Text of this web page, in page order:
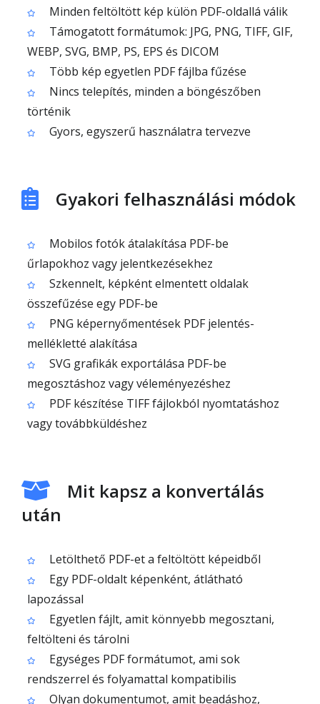
Minden feltöltött kép külön PDF-oldallá válik
Támogatott formátumok: JPG, PNG, TIFF, GIF,
WEBP, SVG, BMP, PS, EPS és DICOM
Több kép egyetlen PDF fájlba fűzése
Nincs telepítés, minden a böngészőben
történik
Gyors, egyszerű használatra tervezve
Gyakori felhasználási módok
Mobilos fotók átalakítása PDF-be
űrlapokhoz vagy jelentkezésekhez
Szkennelt, képként elmentett oldalak
összefűzése egy PDF-be
PNG képernyőmentések PDF jelentés-
mellékletté alakítása
SVG grafikák exportálása PDF-be
megosztáshoz vagy véleményezéshez
PDF készítése TIFF fájlokból nyomtatáshoz
vagy továbbküldéshez
Mit kapsz a konvertálás
után
Letölthető PDF-et a feltöltött képeidből
Egy PDF-oldalt képenként, átlátható
lapozással
Egyetlen fájlt, amit könnyebb megosztani,
feltölteni és tárolni
Egységes PDF formátumot, ami sok
rendszerrel és folyamattal kompatibilis
Olyan dokumentumot, amit beadáshoz,